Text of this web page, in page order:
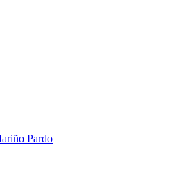
Pardo